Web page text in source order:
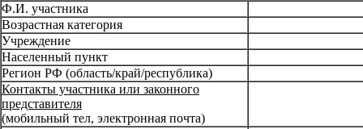
Ф.И. участника
Возрастная категория
Учреждение
Населенный пункт
Регион РФ (область/край/республика)
Контакты участника или законного
представителя
(мобильный тел, электронная почта)